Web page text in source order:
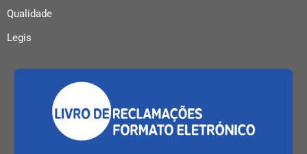
Qualidade
Legis